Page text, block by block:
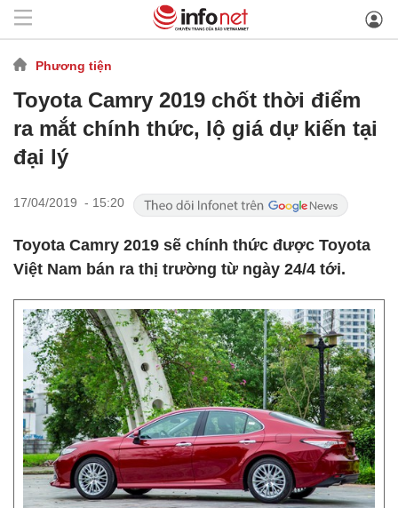
Phương tiện
Toyota Camry 2019 chốt thời điểm
ra mắt chính thức, lộ giá dự kiến tại
đại lý
17/04/2019 - 15:20
Toyota Camry 2019 sẽ chính thức được Toyota
Việt Nam bán ra thị trường từ ngày 24/4 tới.